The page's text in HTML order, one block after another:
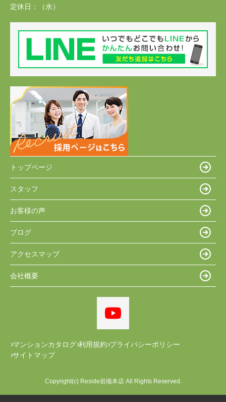
定休日：
（水）
トップページ
スタッフ
お客様の声
ブログ
アクセスマップ
会社概要
マンションカタログ 利用規約 プライバシーポリシー
サイトマップ
Copyright(c) Reside岩槻本店 All Rights Reserved.